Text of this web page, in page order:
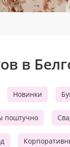
в
Новинки
поштучно